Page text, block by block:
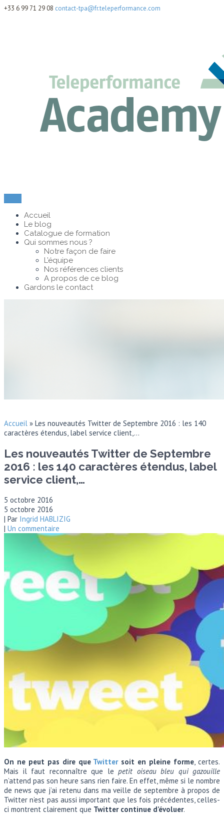
+33 6 99 71 29 08 contact-tpa@fr.teleperformance.com
Accueil
Le blog
Catalogue de formation
Qui sommes nous ?
Notre façon de faire
L’équipe
Nos références clients
A propos de ce blog
Gardons le contact
Accueil » Les nouveautés Twitter de Septembre 2016 : les 140
caractères étendus, label service client,…
Les nouveautés Twitter de Septembre
2016 : les 140 caractères étendus, label
service client,…
5 octobre 2016
5 octobre 2016
| Par Ingrid HABLIZIG
| Un commentaire
On ne peut pas dire que Twittersoit en pleine forme, certes.
Mais il faut reconnaître que le petit oiseau bleu qui gazouille
n’attend pas son heure sans rien faire. En effet, même si le nombre
de news que j’ai retenu dans ma veille de septembre à propos de
Twitter n’est pas aussi important que les fois précédentes, celles-
ci montrent clairement que Twitter continue d’évoluer.